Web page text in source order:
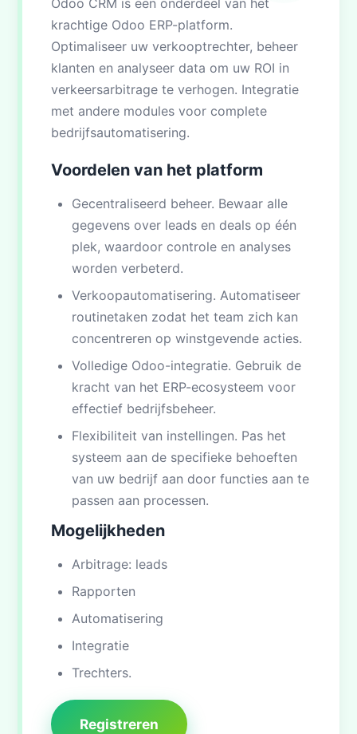
Odoo CRM is een onderdeel van het
krachtige Odoo ERP-platform.
Optimaliseer uw verkooptrechter, beheer
klanten en analyseer data om uw ROI in
verkeersarbitrage te verhogen. Integratie
met andere modules voor complete
bedrijfsautomatisering.
Voordelen van het platform
Gecentraliseerd beheer. Bewaar alle
gegevens over leads en deals op één
plek, waardoor controle en analyses
worden verbeterd.
Verkoopautomatisering. Automatiseer
routinetaken zodat het team zich kan
concentreren op winstgevende acties.
Volledige Odoo-integratie. Gebruik de
kracht van het ERP-ecosysteem voor
effectief bedrijfsbeheer.
Flexibiliteit van instellingen. Pas het
systeem aan de specifieke behoeften
van uw bedrijf aan door functies aan te
passen aan processen.
Mogelijkheden
Arbitrage: leads
Rapporten
Automatisering
Integratie
Trechters.
Registreren